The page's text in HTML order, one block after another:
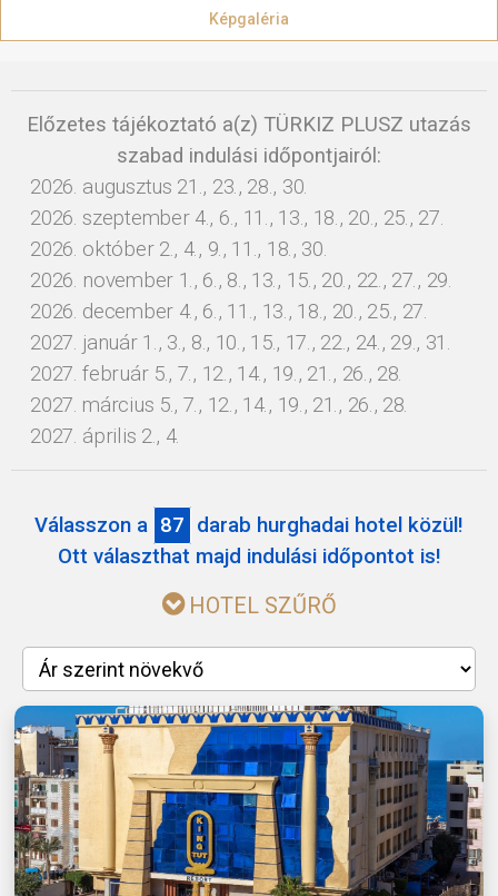
Képgaléria
Előzetes tájékoztató a(z) TÜRKIZ PLUSZ utazás
szabad indulási időpontjairól:
2026. augusztus 21., 23., 28., 30.
2026. szeptember 4., 6., 11., 13., 18., 20., 25., 27.
2026. október 2., 4., 9., 11., 18., 30.
2026. november 1., 6., 8., 13., 15., 20., 22., 27., 29.
2026. december 4., 6., 11., 13., 18., 20., 25., 27.
2027. január 1., 3., 8., 10., 15., 17., 22., 24., 29., 31.
2027. február 5., 7., 12., 14., 19., 21., 26., 28.
2027. március 5., 7., 12., 14., 19., 21., 26., 28.
2027. április 2., 4.
Válasszon a 87 darab hurghadai hotel közül!
Ott választhat majd indulási időpontot is!
HOTEL SZŰRŐ